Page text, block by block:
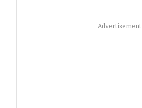
Advertisement